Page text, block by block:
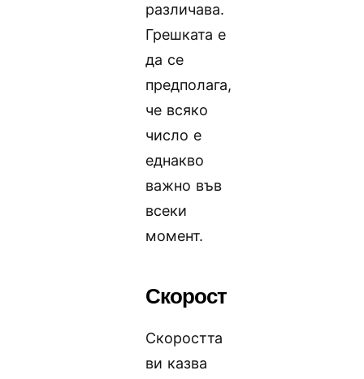
различава.
Грешката е
да се
предполага,
че всяко
число е
еднакво
важно във
всеки
момент.
Скорост
Скоростта
ви казва